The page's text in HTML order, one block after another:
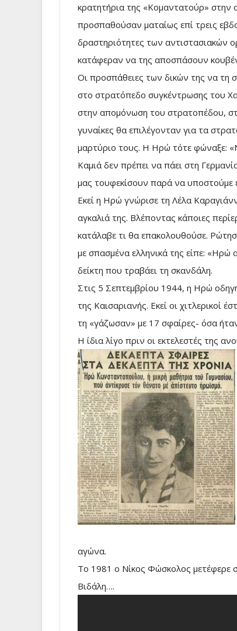
κρατητήρια της «Κομαντατούρ»
προσπαθούσαν ματαίως επί τρεις
δραστηριότητες των αντιστασιακών
κατάφεραν να της αποσπάσουν
Οι προσπάθειες των δικών της να τη
στο στρατόπεδο συγκέντρωσης του
στην απομόνωση του στρατοπέδου,
γυναίκες θα επιλέγονταν για τα
μαρτύριο τους. Η Ηρώ τότε φώναξε:
Καμιά δεν πρέπει να πάει στη
μας τουφεκίσουν παρά να υποστούμε
Εκεί η Ηρώ γνώρισε τη Λέλα
αγκαλιά της. Βλέποντας κάποιες
κατάλαβε τι θα επακολουθούσε.
με σπασμένα ελληνικά της είπε: «Ηρώ
δείκτη που τραβάει τη σκανδάλη.
Στις 5 Σεπτεμβρίου 1944, η Ηρώ
της Καισαριανής. Εκεί οι χιτλερικοί
τη «γάζωσαν» με 17 σφαίρες- όσα
Η ίδια λίγο πριν οι εκτελεστές της
αγώνα.
Το 1981 ο Νίκος Φώσκολος μετέφερε
Βιδάλη….